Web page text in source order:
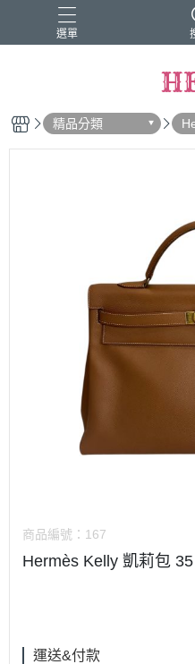
選單
精品分類
商品編號： 167
Hermès Kelly 凱莉包
運送&付款